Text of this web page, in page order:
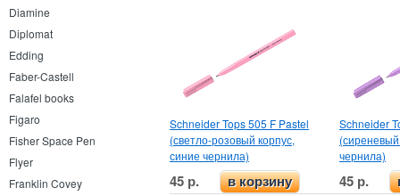
Diamine
Diplomat
Edding
Faber-Castell
Falafel books
Figaro
Fisher Space Pen
Flyer
Franklin Covey
Schneider Tops 505 F Pastel
(светло-розовый корпус,
синие чернила)
45 р. в корзину
Schneider
чернила)
45 р.